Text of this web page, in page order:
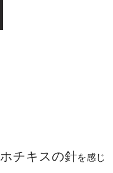
ホチキスの針を感じ